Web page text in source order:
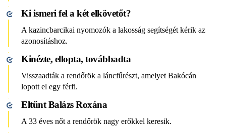
Ki ismeri fel a két elkövetőt?
A kazincbarcikai nyomozók a lakosság segítségét kérik az
azonosításhoz.
Kinézte, ellopta, továbbadta
Visszaadták a rendőrök a láncfűrészt, amelyet Bakócán
lopott el egy férfi.
Eltűnt Balázs Roxána
A 33 éves nőt a rendőrök nagy erőkkel keresik.